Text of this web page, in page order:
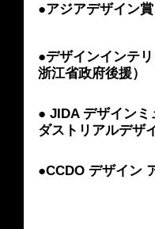
●アジアデザイン
●デザインインテ
浙江省政府後援）
● JIDA デザインミ
ダストリアルデザ
●CCDO デザイン